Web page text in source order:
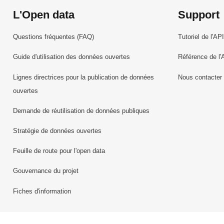
L'Open data
Questions fréquentes (FAQ)
Guide d'utilisation des données ouvertes
Lignes directrices pour la publication de données
ouvertes
Demande de réutilisation de données publiques
Stratégie de données ouvertes
Feuille de route pour l'open data
Gouvernance du projet
Fiches d'information
Support
Tutoriel de l'API
Référence de
Nous contacter